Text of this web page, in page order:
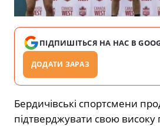
ПІДПИШІТЬСЯ НА НАС В
ДОДАТИ ЗАРАЗ
Бердичівські спортсмени
підтверджувати свою високу